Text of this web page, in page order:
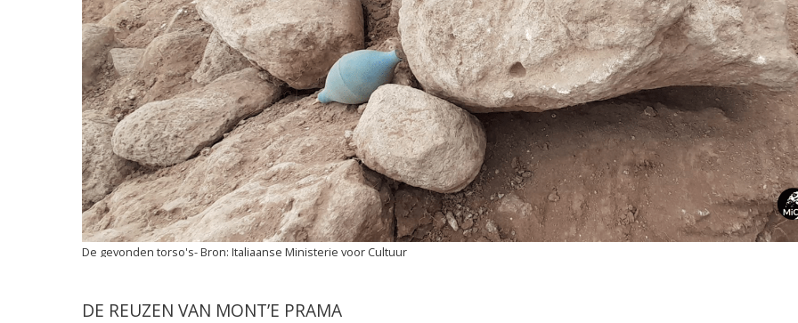
De gevonden torso's Italiaanse Ministerie voor Cultuur
DE REUZEN VAN MONT’E PRAMA